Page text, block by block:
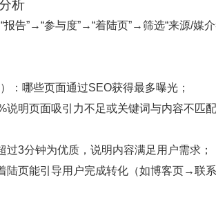
析
报告”→“参与度”→“着陆页”→筛选“来源/媒
：哪些页面通过SEO获得最多曝光；
说明页面吸引力不足或关键词与内容不匹
过3分钟为优质，说明内容满足用户需求；
陆页能引导用户完成转化（如博客页→联系